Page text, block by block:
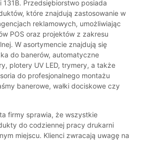
131B. Przedsiębiorstwo posiada
które znajdują zastosowanie w
reklamowych, umożliwiając
POS oraz projektów z zakresu
W asortymencie znajdują się
do banerów, automatyczne
plotery UV LED, trymery, a także
do profesjonalnego montażu
banerowe, wałki dociskowe czy
firmy sprawia, że wszystkie
do codziennej pracy drukarni
miejscu. Klienci zwracają uwagę na